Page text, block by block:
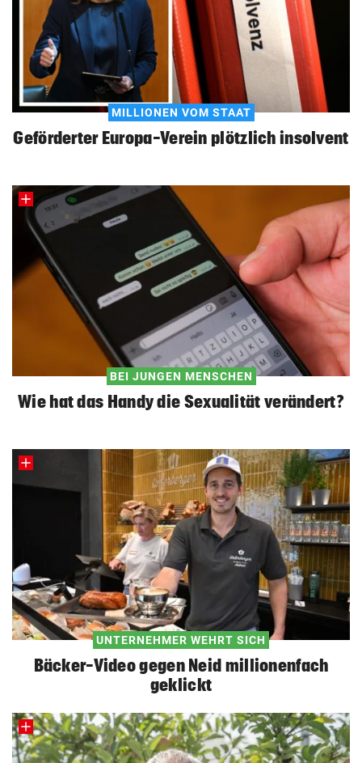
MILLIONEN VOM STAAT
Geförderter Europa-Verein plötzlich insolvent
BEI JUNGEN MENSCHEN
Wie hat das Handy die Sexualität verändert?
UNTERNEHMER WEHRT SICH
Bäcker-Video gegen Neid millionenfach
geklickt